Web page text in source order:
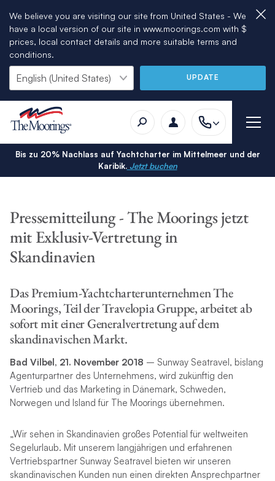
We believe you are visiting our site from United States - We
have a local version of our site in www.moorings.com with $
prices, local contact details and more suitable terms and
conditions.
UPDATE
Bis zu 20% Nachlass auf Yachtcharter im Mittelmeer und der
Karibik.Jetzt buchen
Pressemitteilung - The Moorings jetzt
mit Exklusiv-Vertretung in
Skandinavien
Das Premium-Yachtcharterunternehmen The
Moorings, Teil der Travelopia Gruppe, arbeitet ab
sofort mit einer Generalvertretung auf dem
skandinavischen Markt.
Bad Vilbel, 21. November 2018 – Sunway Seatravel, bislang
Agenturpartner des Unternehmens, wird zukünftig den
Vertrieb und das Marketing in Dänemark, Schweden,
Norwegen und Island für The Moorings übernehmen.
„Wir sehen in Skandinavien großes Potential für weltweiten
Segelurlaub. Mit unserem langjährigen und erfahrenen
Vertriebspartner Sunway Seatravel bieten wir unseren
skandinavischen Kunden nun einen direkten Ansprechpartner